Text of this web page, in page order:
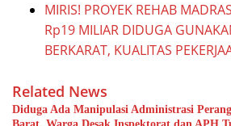
MIRIS! PROYEK REHAB
Rp19 MILIAR DIDUGA
BERKARAT, KUALITAS
Related News
Diduga Ada Manipulasi Administrasi